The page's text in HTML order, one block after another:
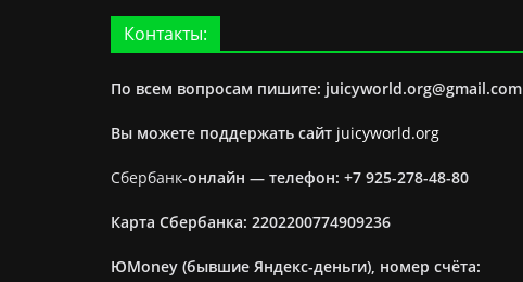
Контакты:
По всем вопросам пишите: juicyworld.org@gmail.com
Вы можете поддержать сайт juicyworld.org
Сбербанк-онлайн — телефон: +7 925-278-48-80
Карта Сбербанка: 2202200774909236
ЮMoney (бывшие Яндекс-деньги), номер счёта: